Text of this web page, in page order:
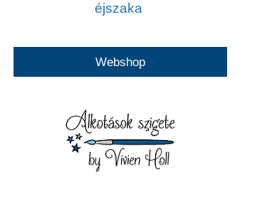
éjszaka
Webshop